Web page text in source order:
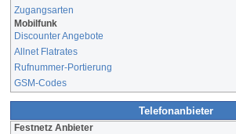
Zugangsarten
Mobilfunk
Discounter Angebote
Allnet Flatrates
Rufnummer-Portierung
GSM-Codes
Telefonanbieter
Festnetz Anbieter